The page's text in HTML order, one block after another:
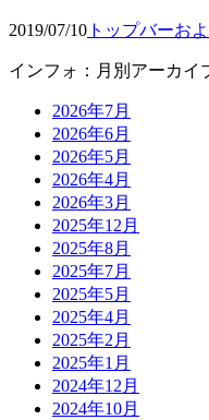
2019/07/10 トップバーお
インフォ：月別アーカイ
2026年7月
2026年6月
2026年5月
2026年4月
2026年3月
2025年12月
2025年8月
2025年7月
2025年5月
2025年4月
2025年2月
2025年1月
2024年12月
2024年10月